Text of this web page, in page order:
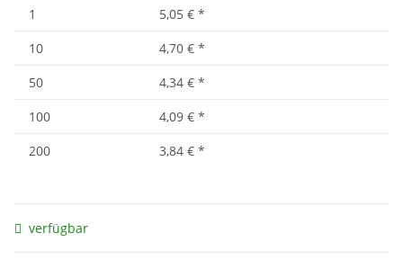
1 5,05 € *
10
4,70 € *
50
4,34 € *
100
4,09 € *
200
3,84 € *
verfügbar